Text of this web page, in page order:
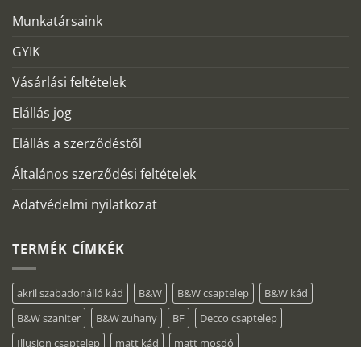
Munkatársaink
GYIK
Vásárlási feltételek
Elállás jog
Elállás a szerződéstől
Általános szerződési feltételek
Adatvédelmi nyilatkozat
TERMÉK CÍMKÉK
akril szabadonálló kád B&W B&W csaptelep
B&W kád
B&W szaniter
B&W zuhany BF
Decco csaptelep
Illusion csaptelep
matt kád
matt mosdó